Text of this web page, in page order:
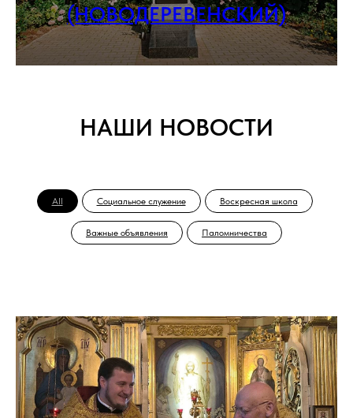
(НОВОДЕРЕВЕНСКИЙ)
НАШИ НОВОСТИ
All Социальное служение Воскресная школа
Важные объявления Паломничества